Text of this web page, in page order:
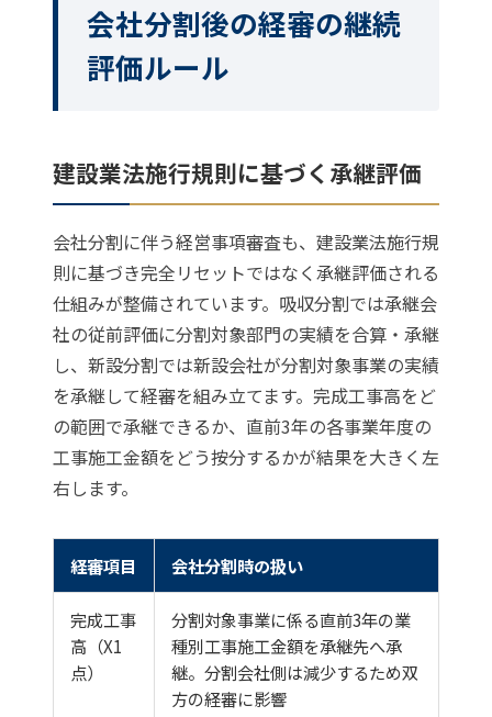
会社分割後の経審の継続
評価ルール
建設業法施行規則に基づく承継評価
会社分割に伴う経営事項審査も、建設業法施行規
則に基づき完全リセットではなく承継評価される
仕組みが整備されています。吸収分割では承継会
社の従前評価に分割対象部門の実績を合算・承継
し、新設分割では新設会社が分割対象事業の実績
を承継して経審を組み立てます。完成工事高をど
の範囲で承継できるか、直前3年の各事業年度の
工事施工金額をどう按分するかが結果を大きく左
右します。
経審項目 会社分割時の扱い
完成工事
高（X1
点）
分割対象事業に係る直前3年の業
種別工事施工金額を承継先へ承
継。分割会社側は減少するため双
方の経審に影響